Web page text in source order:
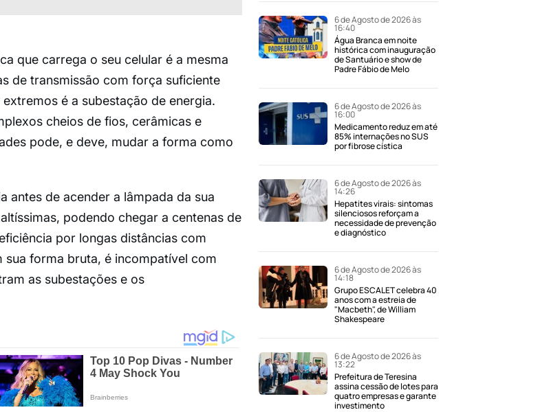
que carrega o seu celular é a mesma
de transmissão com força suficiente
é a subestação de energia.
cheios de fios, cerâmicas e
pode, e deve, mudar a forma como
antes de acender a lâmpada da sua
podendo chegar a centenas de
por longas distâncias com
sua forma bruta, é incompatível com
as subestações e os
6 de Agosto de 2026 às
16:40
Água Branca em noite
histórica com inauguração
de Santuário e show de
Padre Fábio de Melo
6 de Agosto de 2026 às
16:00
Medicamento reduz em até
85% internações no SUS
por fibrose cística
6 de Agosto de 2026 às
14:26
Hepatites virais: sintomas
silenciosos reforçam a
necessidade de prevenção
e diagnóstico
6 de Agosto de 2026 às
14:18
Grupo ESCALET celebra 40
anos com a estreia de
"Macbeth", de William
Shakespeare
6 de Agosto de 2026 às
13:22
Prefeitura de Teresina
assina cessão de lotes para
quatro empresas e garante
investimento